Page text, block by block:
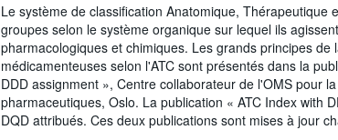
Le système de classification Anatomique, Thérapeutique
groupes selon le système organique sur lequel ils
pharmacologiques et chimiques. Les grands principes de
médicamenteuses selon l'ATC sont présentés dans la
DDD assignment », Centre collaborateur de l'OMS pour
pharmaceutiques, Oslo. La publication « ATC Index with
DQD attribués. Ces deux publications sont mises à jour